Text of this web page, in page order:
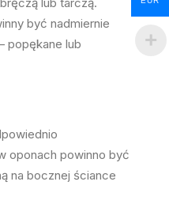
być nadmiernie
popękane lub
oponach powinno być
na bocznej ściance